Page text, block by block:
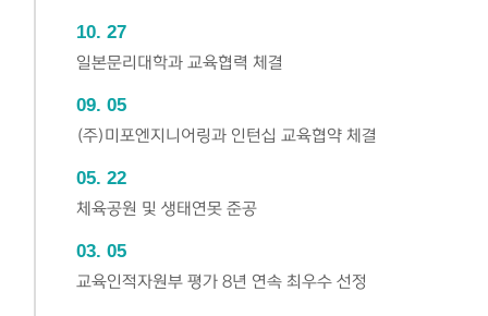
10 27
일본문리대학과 교육협력 체결
09 05
(주)미포엔지니어링과 인턴십 교육협약 체결
05 22
체육공원 및 생태연못 준공
03 05
교육인적자원부 평가 8년 연속 최우수 선정